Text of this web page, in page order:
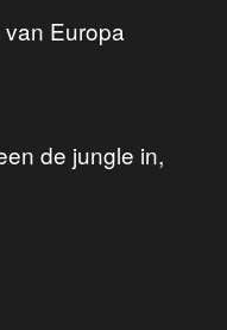
Europa
de jungle in,